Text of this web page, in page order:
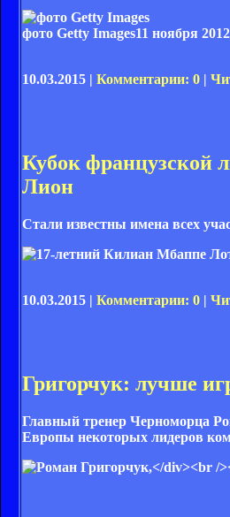
фото Getty Images11 ноября
10.03.2015 | Комментарии: 0 |
Кубок французской
Лион
Стали известны имена всех
10.03.2015 | Комментарии: 0 |
Григорчук: лучше
Главный тренер Черноморца
Европы некоторых лидеров